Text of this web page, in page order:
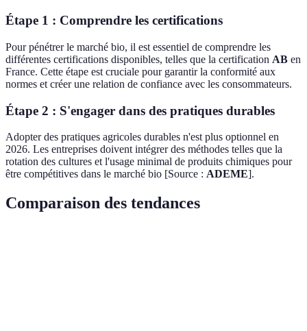
Étape 1 : Comprendre les certifications
Pour pénétrer le marché bio, il est essentiel de comprendre les
différentes certifications disponibles, telles que la certification AB en
France. Cette étape est cruciale pour garantir la conformité aux
normes et créer une relation de confiance avec les consommateurs.
Étape 2 : S'engager dans des pratiques durables
Adopter des pratiques agricoles durables n'est plus optionnel en
2026. Les entreprises doivent intégrer des méthodes telles que la
rotation des cultures et l'usage minimal de produits chimiques pour
être compétitives dans le marché bio [Source : ADEME].
Comparaison des tendances